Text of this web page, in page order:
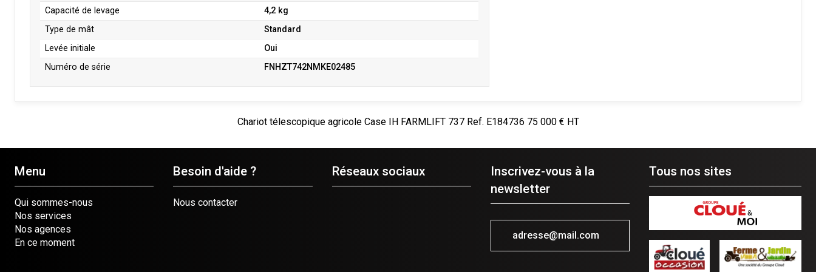
Capacité de levage
4,2 kg
Type de mât
Standard
Levée initiale
Oui
Numéro de série
FNHZT742NMKE02485
Chariot télescopique agricole Case IH FARMLIFT 737 Ref. E184736 75 000 € HT
Menu
Qui sommes-nous
Nos services
Nos agences
En ce moment
Besoin d'aide ?
Nous contacter
Réseaux sociaux
Inscrivez-vous à la
newsletter
adresse@mail.com
Tous nos sites